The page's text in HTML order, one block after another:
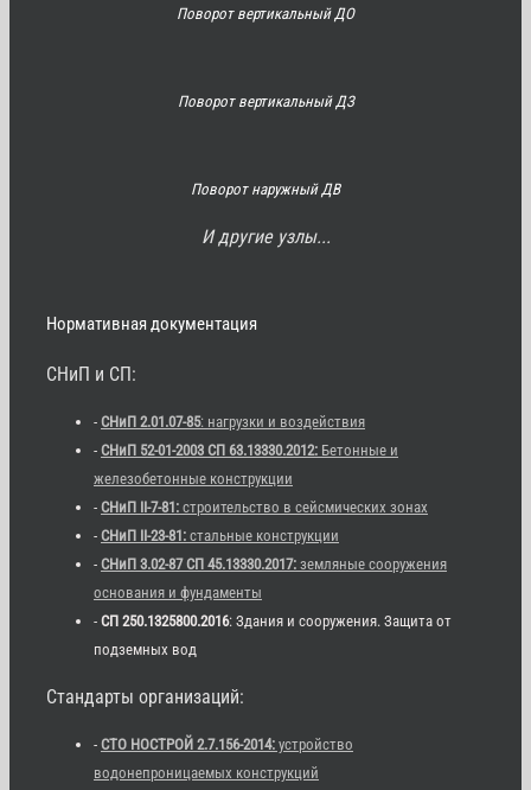
Поворот вертикальный ДО
Поворот вертикальный ДЗ
Поворот наружный ДВ
И другие узлы...
Нормативная документация
СНиП и СП:
- СНиП 2.01.07-85: нагрузки и воздействия
- СНиП 52-01-2003 СП 63.13330.2012: Бетонные и
железобетонные конструкции
- СНиП II-7-81: строительство в сейсмических зонах
- СНиП II-23-81: стальные конструкции
- СНиП 3.02-87 СП 45.13330.2017: земляные сооружения
основания и фундаменты
- СП 250.1325800.2016: Здания и сооружения. Защита от
подземных вод
Стандарты организаций:
- СТО НОСТРОЙ 2.7.156-2014: устройство
водонепроницаемых конструкций